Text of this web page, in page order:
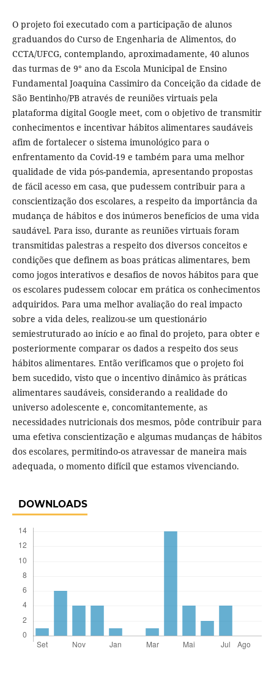
O projeto foi executado com a participação de alunos
graduandos do Curso de Engenharia de Alimentos, do
CCTA/UFCG, contemplando, aproximadamente, 40 alunos
das turmas de 9° ano da Escola Municipal de Ensino
Fundamental Joaquina Cassimiro da Conceição da cidade de
São Bentinho/PB através de reuniões virtuais pela
plataforma digital Google meet, com o objetivo de transmitir
conhecimentos e incentivar hábitos alimentares saudáveis
afim de fortalecer o sistema imunológico para o
enfrentamento da Covid-19 e também para uma melhor
qualidade de vida pós-pandemia, apresentando propostas
de fácil acesso em casa, que pudessem contribuir para a
conscientização dos escolares, a respeito da importância da
mudança de hábitos e dos inúmeros benefícios de uma vida
saudável. Para isso, durante as reuniões virtuais foram
transmitidas palestras a respeito dos diversos conceitos e
condições que definem as boas práticas alimentares, bem
como jogos interativos e desafios de novos hábitos para que
os escolares pudessem colocar em prática os conhecimentos
adquiridos. Para uma melhor avaliação do real impacto
sobre a vida deles, realizou-se um questionário
semiestruturado ao início e ao final do projeto, para obter e
posteriormente comparar os dados a respeito dos seus
hábitos alimentares. Então verificamos que o projeto foi
bem sucedido, visto que o incentivo dinâmico às práticas
alimentares saudáveis, considerando a realidade do
universo adolescente e, concomitantemente, as
necessidades nutricionais dos mesmos, pôde contribuir para
uma efetiva conscientização e algumas mudanças de hábitos
dos escolares, permitindo-os atravessar de maneira mais
adequada, o momento difícil que estamos vivenciando.
DOWNLOADS